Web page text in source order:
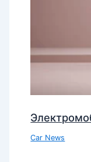
Car News